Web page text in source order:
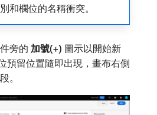
和欄位的名稱衝突。
旁的​ 加號(+) ​圖示以開始新
預留位置隨即出現，畫布右側
。